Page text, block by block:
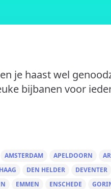
je haast wel
bijbanen voor
AMSTERDAM APELDOORN
DEN HELDER DEVENTER
EMMEN ENSCHEDE